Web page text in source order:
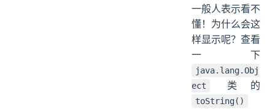
一般人表示看不
懂！为什么会这
样显示呢？查看
一下
java.lang.Obj
ect
类的
toString()